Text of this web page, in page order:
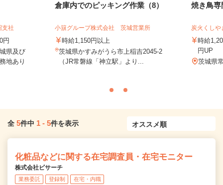
社
円
県及び
地あり
倉庫内でのピッキング作業（8）
小簱グループ株式会社 茨城営業所
時給1,150円以上
茨城県かすみがうら市上稲吉2045-2
（JR常磐線「神立駅」より...
焼き鳥専
炭火くし
時給
円UP
茨城県
全 5件中 1 - 5件を表示
化粧品などに関する在宅調査員・在宅モニター
株式会社ビサーチ
業務委託 登録制 在宅・内職